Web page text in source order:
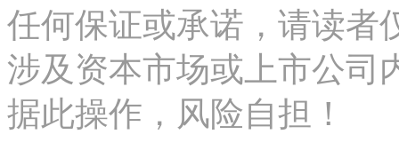
任何保证或承诺，请读者
涉及资本市场或上市公司
据此操作，风险自担！